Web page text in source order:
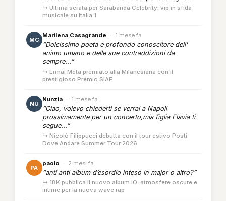
↳ Ultima serata per Sarabanda Celebrity: vip in sfida
musicale su Italia 1
MC
Marilena Casagrande · 1 mese fa
“Dolcissimo poeta e profondo conoscitore dell'
animo umano e delle sue contraddizioni da
sempre...”
↳ Ermal Meta premiato alla Milanesiana con il
prestigioso Premio SIAE
NU
Nunzia · 1 mese fa
“Ciao, volevo chiederti se verrai a Napoli
prossimamente per un concerto,mia figlia Flavia ti
segue...”
↳ Nicolò Filippucci debutta con il tour estivo Posti
Dove Andare Summer Tour 2026
PA
paolo · 2 mesi fa
“anti anti album d’esordio inteso in major o altro?”
↳ 18K pubblica il nuovo album IO: atmosfere oscure e
intime per la nuova wave rap